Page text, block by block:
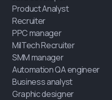
Product Analyst
Recruiter
PPC manager
MilTech Recruiter
SMM manager
Automation QA engineer
Business analyst
Graphic designer